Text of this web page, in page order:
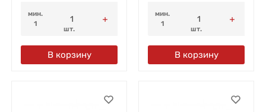
мин.
1
шт.
В корзину
мин.
1
шт.
В корзину